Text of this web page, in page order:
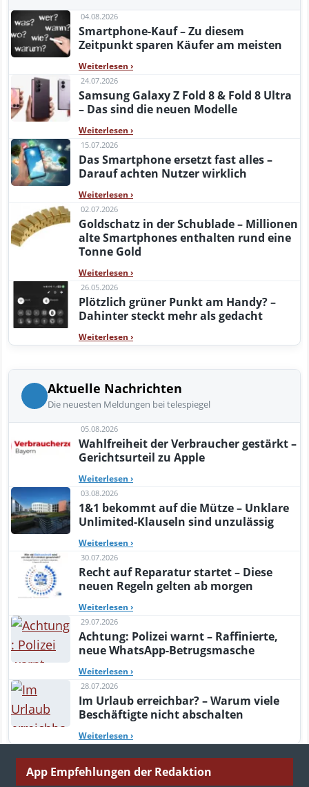
04.08.2026
Smartphone-Kauf – Zu diesem
Zeitpunkt sparen Käufer am meisten
Weiterlesen ›
24.07.2026
Samsung Galaxy Z Fold 8 & Fold 8 Ultra
– Das sind die neuen Modelle
Weiterlesen ›
15.07.2026
Das Smartphone ersetzt fast alles –
Darauf achten Nutzer wirklich
Weiterlesen ›
02.07.2026
Goldschatz in der Schublade – Millionen
alte Smartphones enthalten rund eine
Tonne Gold
Weiterlesen ›
26.05.2026
Plötzlich grüner Punkt am Handy? –
Dahinter steckt mehr als gedacht
Weiterlesen ›
Aktuelle Nachrichten
Die neuesten Meldungen bei telespiegel
05.08.2026
Wahlfreiheit der Verbraucher gestärkt –
Gerichtsurteil zu Apple
Weiterlesen ›
03.08.2026
1&1 bekommt auf die Mütze – Unklare
Unlimited-Klauseln sind unzulässig
Weiterlesen ›
30.07.2026
Recht auf Reparatur startet – Diese
neuen Regeln gelten ab morgen
Weiterlesen ›
29.07.2026
Achtung: Polizei warnt – Raffinierte,
neue WhatsApp-Betrugsmasche
Weiterlesen ›
28.07.2026
Im Urlaub erreichbar? – Warum viele
Beschäftigte nicht abschalten
Weiterlesen ›
App Empfehlungen der Redaktion